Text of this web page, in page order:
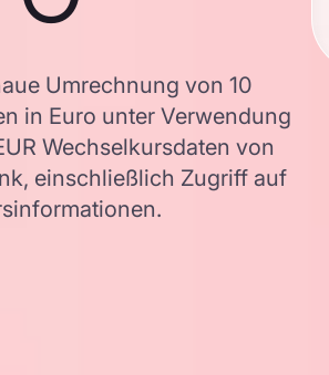
Umrechnung von 10
in Euro unter Verwendung
Wechselkursdaten von
einschließlich Zugriff auf